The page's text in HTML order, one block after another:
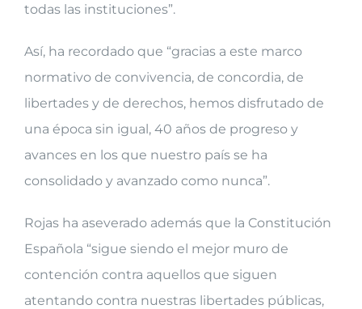
todas las instituciones”.
Así, ha recordado que “gracias a este marco
normativo de convivencia, de concordia, de
libertades y de derechos, hemos disfrutado de
una época sin igual, 40 años de progreso y
avances en los que nuestro país se ha
consolidado y avanzado como nunca”.
Rojas ha aseverado además que la Constitución
Española “sigue siendo el mejor muro de
contención contra aquellos que siguen
atentando contra nuestras libertades públicas,